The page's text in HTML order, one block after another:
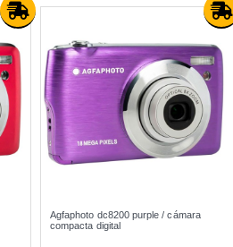
Agfaphoto dc8200 purple / cámara
compacta digital